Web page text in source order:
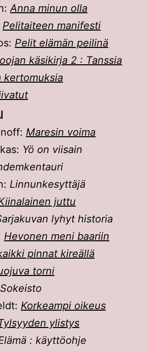
Anna minun olla
Pelitaiteen manifesti
Pelit elämän peilinä
käsikirja 2 : Tanssia
kertomuksia
Maresin voima
Yö on viisain
Linnunkesyttäjä
juttu
lyhyt historia
Hevonen meni baariin
pinnat kireällä
torni
Sokeisto
Korkeampi oikeus
ylistys
: käyttöohje